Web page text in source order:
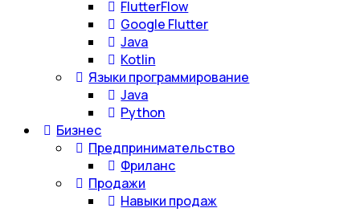
FlutterFlow
Google Flutter
Java
Kotlin
Языки программирование
Java
Python
Бизнес
Предпринимательство
Фриланс
Продажи
Навыки продаж